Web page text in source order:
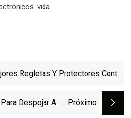
vida.
Regletas Y Protectores Contra
Despojar A La :próximo